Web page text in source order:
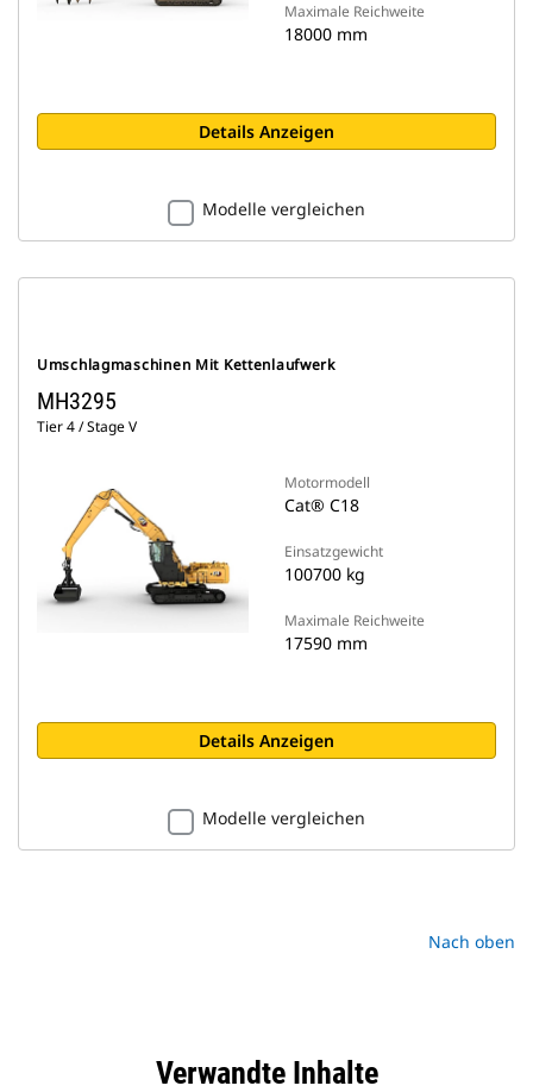
Maximale Reichweite
18000 mm
Details Anzeigen
Modelle vergleichen
Umschlagmaschinen Mit Kettenlaufwerk
MH3295
Tier 4 / Stage V
Motormodell
Cat® C18
Einsatzgewicht
100700 kg
Maximale Reichweite
17590 mm
Details Anzeigen
Modelle vergleichen
Nach oben
Verwandte Inhalte